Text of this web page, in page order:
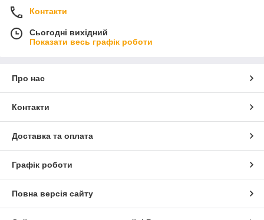
Контакти
Сьогодні вихідний
Показати весь графік роботи
Про нас
Контакти
Доставка та оплата
Графік роботи
Повна версія сайту